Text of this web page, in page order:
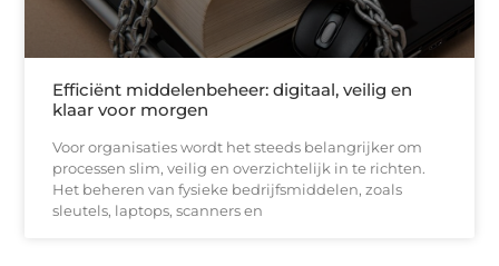
Efficiënt middelenbeheer: digitaal, veilig en
klaar voor morgen
Voor organisaties wordt het steeds belangrijker om
processen slim, veilig en overzichtelijk in te richten.
Het beheren van fysieke bedrijfsmiddelen, zoals
sleutels, laptops, scanners en